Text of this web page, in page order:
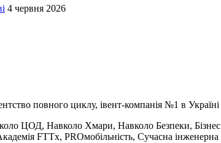
4 червня 2026
повного циклу, івент-компанія №1 в Україні
ЦОД, Навколо Хмари, Навколо Безпеки,
FTTx, PROмобільність, Сучасна інженерна